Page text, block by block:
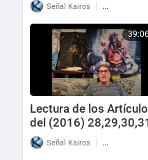
Señal Kairos | 27
Lectura de los
del (2016)
Señal Kairos | 27